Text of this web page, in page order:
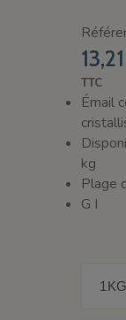
TTC
Émail
kg
Plage
G I